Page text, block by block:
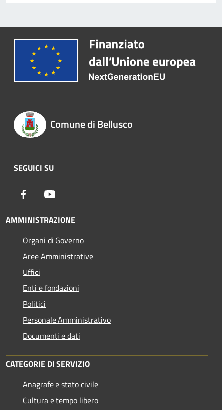
Comune di Bellusco
SEGUICI SU
Facebook
AMMINISTRAZIONE
Organi di Governo
Aree Amministrative
Uffici
Enti e fondazioni
Politici
Personale Amministrativo
Documenti e dati
CATEGORIE DI SERVIZIO
Anagrafe e stato civile
Cultura e tempo libero